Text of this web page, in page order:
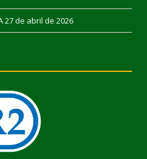
27 de abril de 2026